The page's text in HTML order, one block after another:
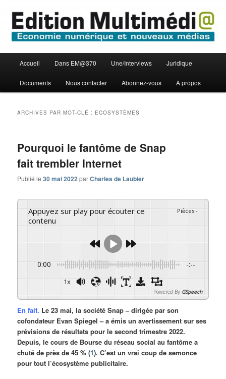
contenu
principal
contenu
secondaire
Edition Multimédi@
principal
Accueil Dans EM@370 Une/Interviews Juridique
Documents Nous contacter Abonnez-vous A propos
ARCHIVES PAR MOT-CLÉ : ECOSYSTÈMES
Pourquoi le fantôme de Snap
fait trembler Internet
Publié le30 mai 2022parCharles de Laubier
Appuyez sur play pour écouter ce
contenu
Pièces:-
0:00 -:--
1x
Powered By GSpeech
En fait. Le 23 mai, la société Snap – dirigée par son
cofondateur Evan Spiegel – a émis un avertissement sur ses
prévisions de résultats pour le second trimestre 2022.
Depuis, le cours de Bourse du réseau social au fantôme a
chuté de près de 45 % (1). C’est un vrai coup de semonce
pour tout l’écosystème publicitaire.